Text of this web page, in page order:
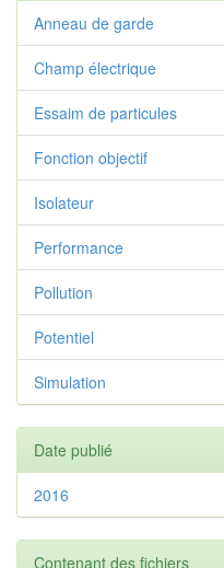
Anneau de garde
Champ électrique
Essaim de particules
Fonction objectif
Isolateur
Performance
Pollution
Potentiel
Simulation
Date publié
2016
Contenant des fichiers